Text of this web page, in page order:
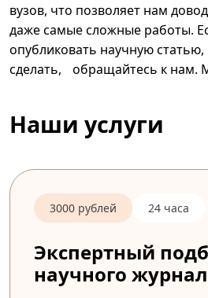
вузов, что позволяет нам
даже самые сложные работы.
опубликовать научную статью,
сделать, обращайтесь к
Наши услуги
3000 рублей 24 часа
Экспертный
научного